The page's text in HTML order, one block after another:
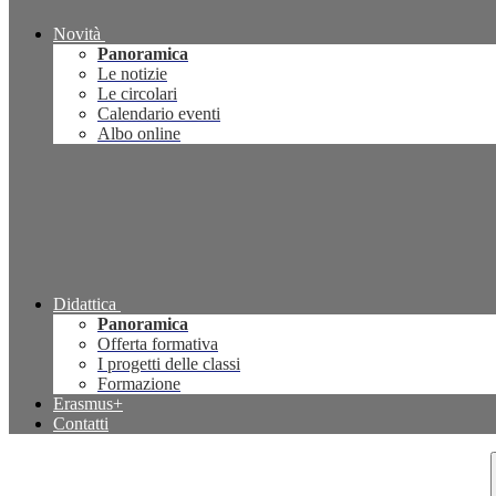
Novità
Panoramica
Le notizie
Le circolari
Calendario eventi
Albo online
Didattica
Panoramica
Offerta formativa
I progetti delle classi
Formazione
Erasmus+
Contatti